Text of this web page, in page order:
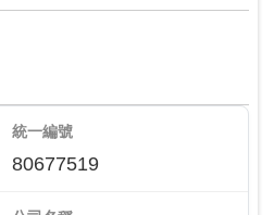
統一編號
80677519